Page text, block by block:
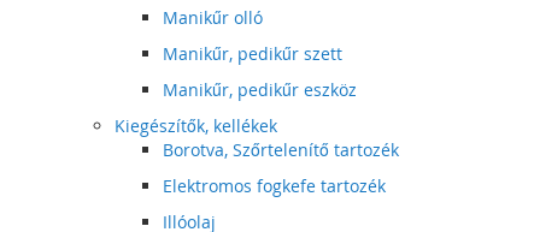
Manikűr olló
Manikűr, pedikűr szett
Manikűr, pedikűr eszköz
Kiegészítők, kellékek
Borotva, Szőrtelenítő tartozék
Elektromos fogkefe tartozék
Illóolaj